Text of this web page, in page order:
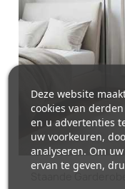
Deze website
cookies van
en u advertenties
uw voorkeuren,
analyseren. Om
ervan te geven,